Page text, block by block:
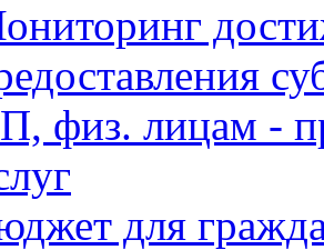
физ. лицам -
для